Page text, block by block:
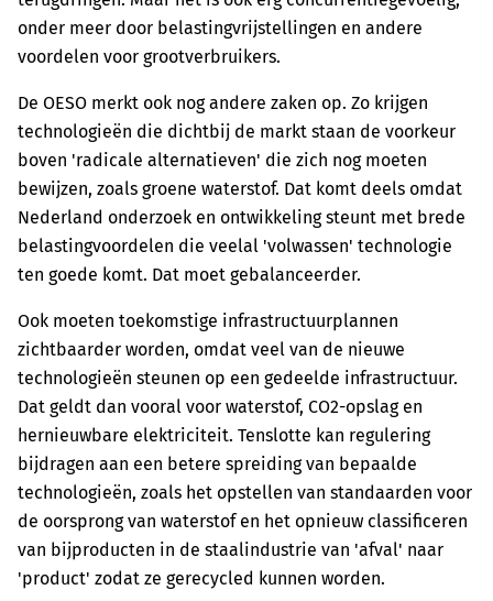
onder meer door belastingvrijstellingen en andere
voordelen voor grootverbruikers.
De OESO merkt ook nog andere zaken op. Zo krijgen
technologieën die dichtbij de markt staan de voorkeur
boven 'radicale alternatieven' die zich nog moeten
bewijzen, zoals groene waterstof. Dat komt deels omdat
Nederland onderzoek en ontwikkeling steunt met brede
belastingvoordelen die veelal 'volwassen' technologie
ten goede komt. Dat moet gebalanceerder.
Ook moeten toekomstige infrastructuurplannen
zichtbaarder worden, omdat veel van de nieuwe
technologieën steunen op een gedeelde infrastructuur.
Dat geldt dan vooral voor waterstof, CO2-opslag en
hernieuwbare elektriciteit. Tenslotte kan regulering
bijdragen aan een betere spreiding van bepaalde
technologieën, zoals het opstellen van standaarden voor
de oorsprong van waterstof en het opnieuw classificeren
van bijproducten in de staalindustrie van 'afval' naar
'product' zodat ze gerecycled kunnen worden.